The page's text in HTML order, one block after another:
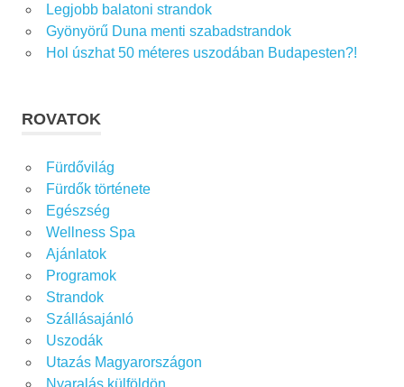
Legjobb balatoni strandok
Gyönyörű Duna menti szabadstrandok
Hol úszhat 50 méteres uszodában Budapesten?!
ROVATOK
Fürdővilág
Fürdők története
Egészség
Wellness Spa
Ajánlatok
Programok
Strandok
Szállásajánló
Uszodák
Utazás Magyarországon